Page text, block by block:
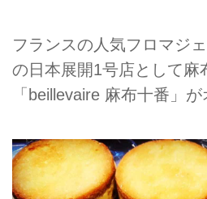
フランスの人気フロマジ
の日本展開1号店として麻
「beillevaire 麻布十番」が